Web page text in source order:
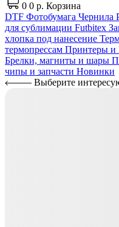
0 0 р. Корзина
DTF Фотобумага Чернила
для сублимации Futbitex
хлопка под нанесение
термопрессам Принтеры
Брелки, магниты и шары
чипы и запчасти Новинки
Выберите